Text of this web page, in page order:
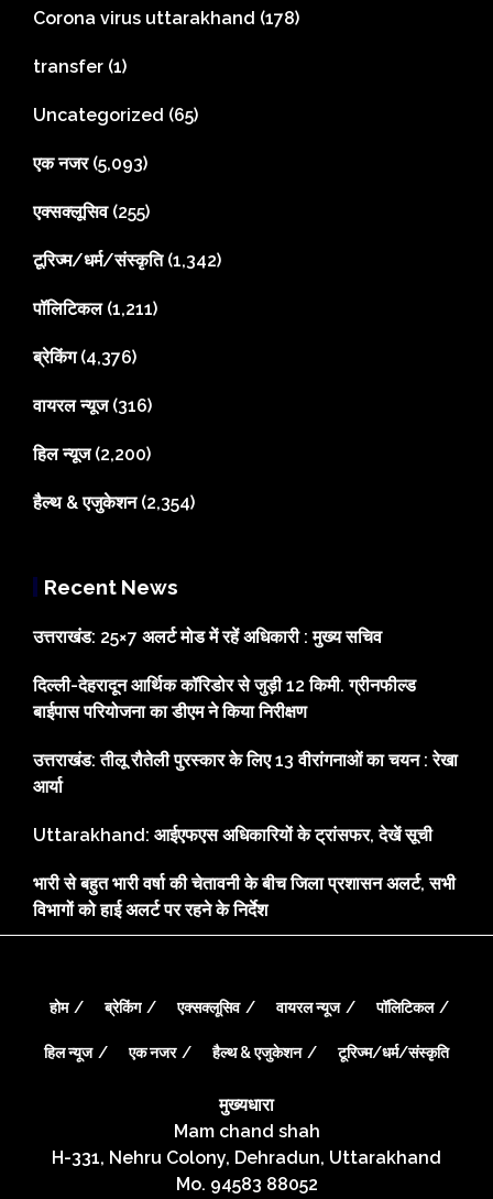
Corona virus uttarakhand (178)
transfer (1)
Uncategorized (65)
एक नजर(5,093)
एक्सक्लूसिव(255)
टूरिज्म/धर्म/संस्कृति(1,342)
पॉलिटिकल(1,211)
ब्रेकिंग(4,376)
वायरल न्यूज(316)
हिल न्यूज(2,200)
हैल्थ & एजुकेशन(2,354)
Recent News
उत्तराखंड: 25×7 अलर्ट मोड में रहें अधिकारी : मुख्य सचिव
दिल्ली-देहरादून आर्थिक कॉरिडोर से जुड़ी 12 किमी. ग्रीनफील्ड
बाईपास परियोजना का डीएम ने किया निरीक्षण
उत्तराखंड: तीलू रौतेली पुरस्कार के लिए 13 वीरांगनाओं का चयन : रेखा
आर्या
Uttarakhand: आईएफएस अधिकारियों के ट्रांसफर, देखें सूची
भारी से बहुत भारी वर्षा की चेतावनी के बीच जिला प्रशासन अलर्ट, सभी
विभागों को हाई अलर्ट पर रहने के निर्देश
होम ब्रेकिंग एक्सक्लूसिव वायरल न्यूज पॉलिटिकल
हिल न्यूज एक नजर हैल्थ & एजुकेशन टूरिज्म/धर्म/संस्कृति
मुख्यधारा
Mam chand shah
H-331, Nehru Colony, Dehradun, Uttarakhand
Mo. 94583 88052